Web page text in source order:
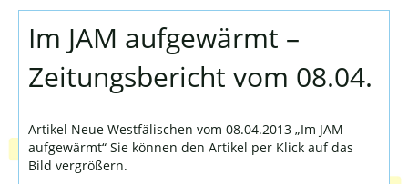
Im JAM aufgewärmt –
Zeitungsbericht vom 08.04.
Artikel Neue Westfälischen vom 08.04.2013 „Im JAM
aufgewärmt“ Sie können den Artikel per Klick auf das
Bild vergrößern.